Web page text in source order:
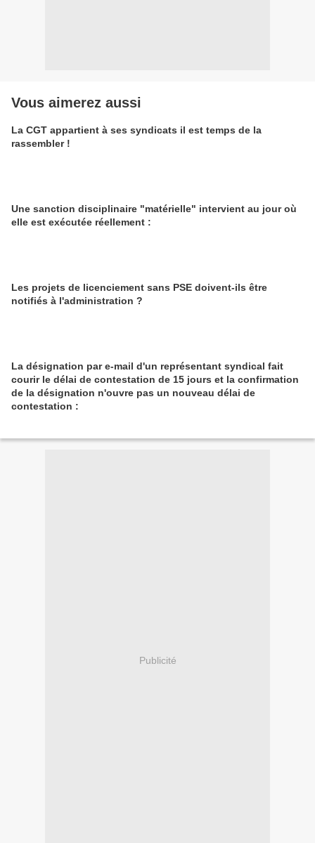
Vous aimerez aussi
La CGT appartient à ses syndicats il est temps de la
rassembler !
Une sanction disciplinaire "matérielle" intervient au jour où
elle est exécutée réellement :
Les projets de licenciement sans PSE doivent-ils être
notifiés à l'administration ?
La désignation par e-mail d'un représentant syndical fait
courir le délai de contestation de 15 jours et la confirmation
de la désignation n'ouvre pas un nouveau délai de
contestation :
Publicité